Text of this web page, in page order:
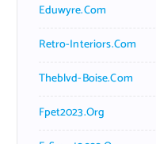
Eduwyre.com
Retro-Interiors.com
Theblvd-Boise.com
Fpet2023.org